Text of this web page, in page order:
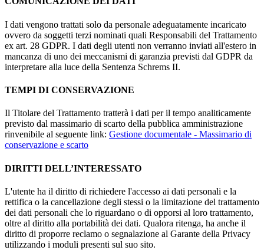
I dati vengono trattati solo da personale adeguatamente incaricato
ovvero da soggetti terzi nominati quali Responsabili del Trattamento
ex art. 28 GDPR. I dati degli utenti non verranno inviati all'estero in
mancanza di uno dei meccanismi di garanzia previsti dal GDPR da
interpretare alla luce della Sentenza Schrems II.
TEMPI DI CONSERVAZIONE
Il Titolare del Trattamento tratterà i dati per il tempo analiticamente
previsto dal massimario di scarto della pubblica amministrazione
rinvenibile al seguente link: Gestione documentale - Massimario di
conservazione e scarto
DIRITTI DELL’INTERESSATO
L'utente ha il diritto di richiedere l'accesso ai dati personali e la
rettifica o la cancellazione degli stessi o la limitazione del trattamento
dei dati personali che lo riguardano o di opporsi al loro trattamento,
oltre al diritto alla portabilità dei dati. Qualora ritenga, ha anche il
diritto di proporre reclamo o segnalazione al Garante della Privacy
utilizzando i moduli presenti sul suo sito.